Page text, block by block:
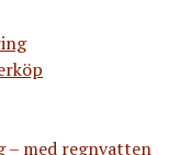
med regnvatten